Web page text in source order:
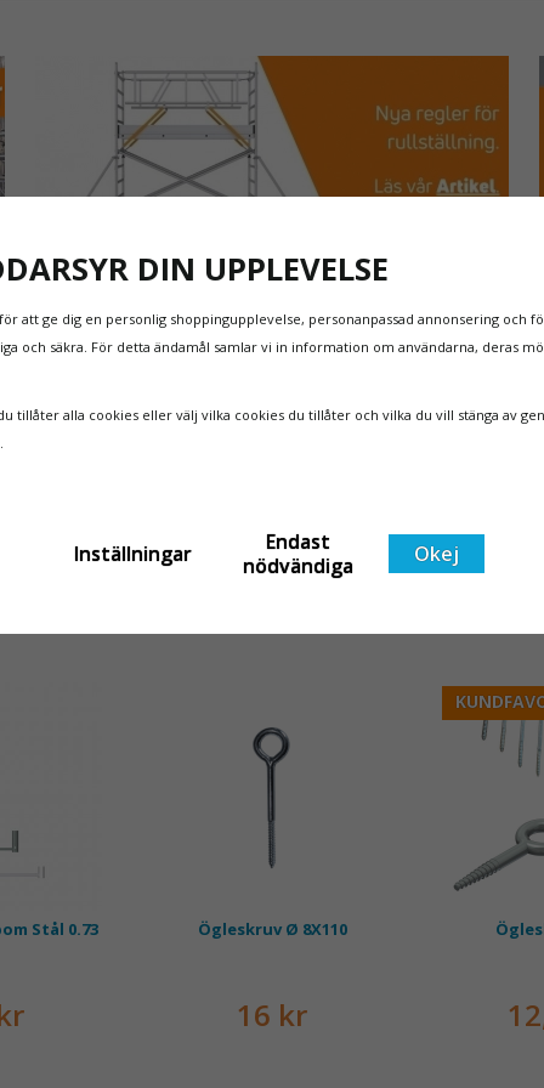
NYA REGLER FÖR RULLSTÄLLNING - AFS2023:9 &
Även om det kan verka högst osannolikt så är våra
regler för rullställning i Sverige slappare än de från
med s
Stål 0.73
Ögleskruv Ø 8X110
16 kr
DIN UPPLEVELSE
att ge dig en personlig shoppingupplevelse, personanpassad annonsering och
och säkra. För detta ändamål samlar vi in information om användarna, deras
tillåter alla cookies eller välj vilka cookies du tillåter och vilka du vill stänga av
Inställningar
Endast
nödvändiga
Okej